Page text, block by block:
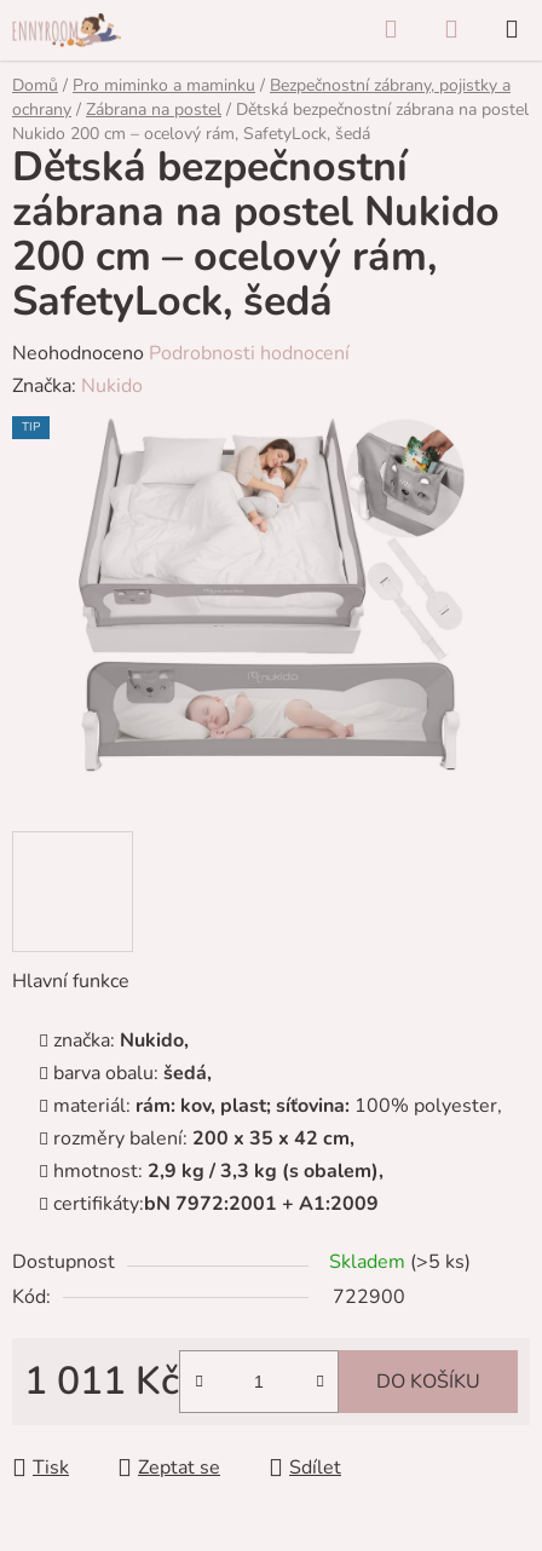
na
Hledat
Domů / Pro miminko a maminku / Bezpečnostní zábrany, pojistky a
ochrany / Zábrana na postel / Dětská bezpečnostní zábrana na postel
Nukido 200 cm – ocelový rám, SafetyLock, šedá
Hlavní funkce
značka: Nukido,
barva obalu: šedá,
materiál: rám: kov, plast; síťovina: 100% polyester,
rozměry balení: 200 x 35 x 42 cm,
hmotnost: 2,9 kg / 3,3 kg (s obalem),
certifikáty:bN 7972:2001 + A1:2009
Dostupnost Skladem (>5 ks)
Kód:
722900
1 011 Kč DO KOŠÍKU
Tisk Zeptat se Sdílet
Dětská bezpečnostní
zábrana na postel Nukido
200 cm – ocelový rám,
SafetyLock, šedá
Průměrné
hodnocení
produktu
hvězdiček.
Neohodnoceno Podrobnosti hodnocení
Značka: Nukido
TIP